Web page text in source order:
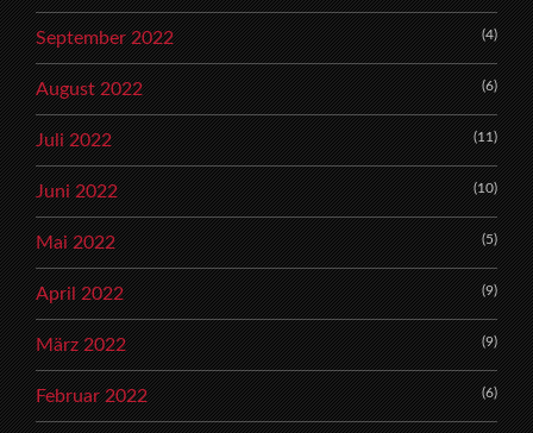
September 2022 (4)
August 2022 (6)
Juli 2022 (11)
Juni 2022 (10)
Mai 2022 (5)
April 2022 (9)
März 2022 (9)
Februar 2022 (6)